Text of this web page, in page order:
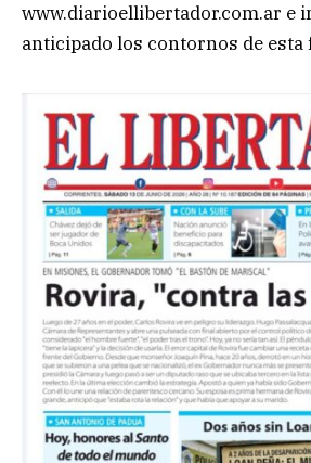
www.diarioellibertador.com.ar e
anticipado los contornos de esta